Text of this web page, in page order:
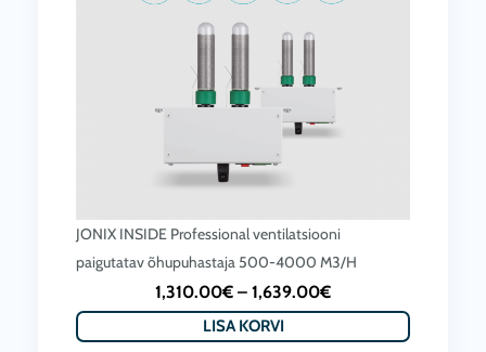
JONIX INSIDE Professional ventilatsiooni
paigutatav õhupuhastaja 500-4000 M3/H
1,310.00€ – 1,639.00€P
LISA KORVI